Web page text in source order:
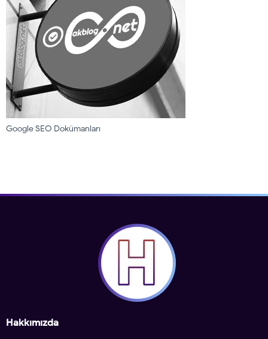
Google SEO Dokümanları
Hakkımızda